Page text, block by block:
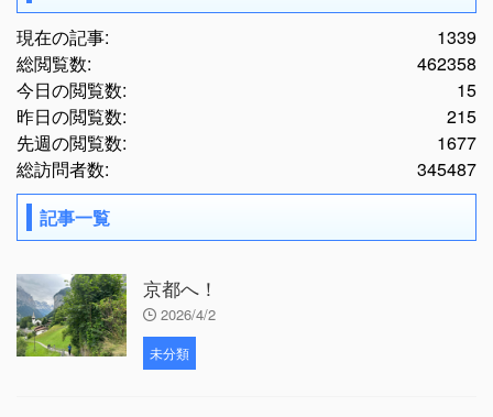
1339
現在の記事:
462358
総閲覧数:
15
今日の閲覧数:
215
昨日の閲覧数:
1677
先週の閲覧数:
345487
総訪問者数:
記事一覧
京都へ！
2026/4/2
未分類